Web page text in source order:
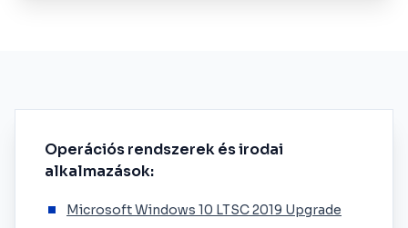
Operációs rendszerek és irodai
alkalmazások:
Microsoft Windows 10 LTSC 2019 Upgrade